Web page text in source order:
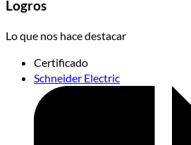
Logros
Lo que nos hace destacar
Certificado
Schneider Electric